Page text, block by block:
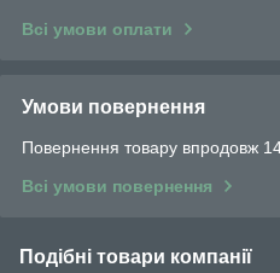
Всі умови оплати
Умови повернення
Повернення товару впродовж
Всі умови повернення
Подібні товари компанії